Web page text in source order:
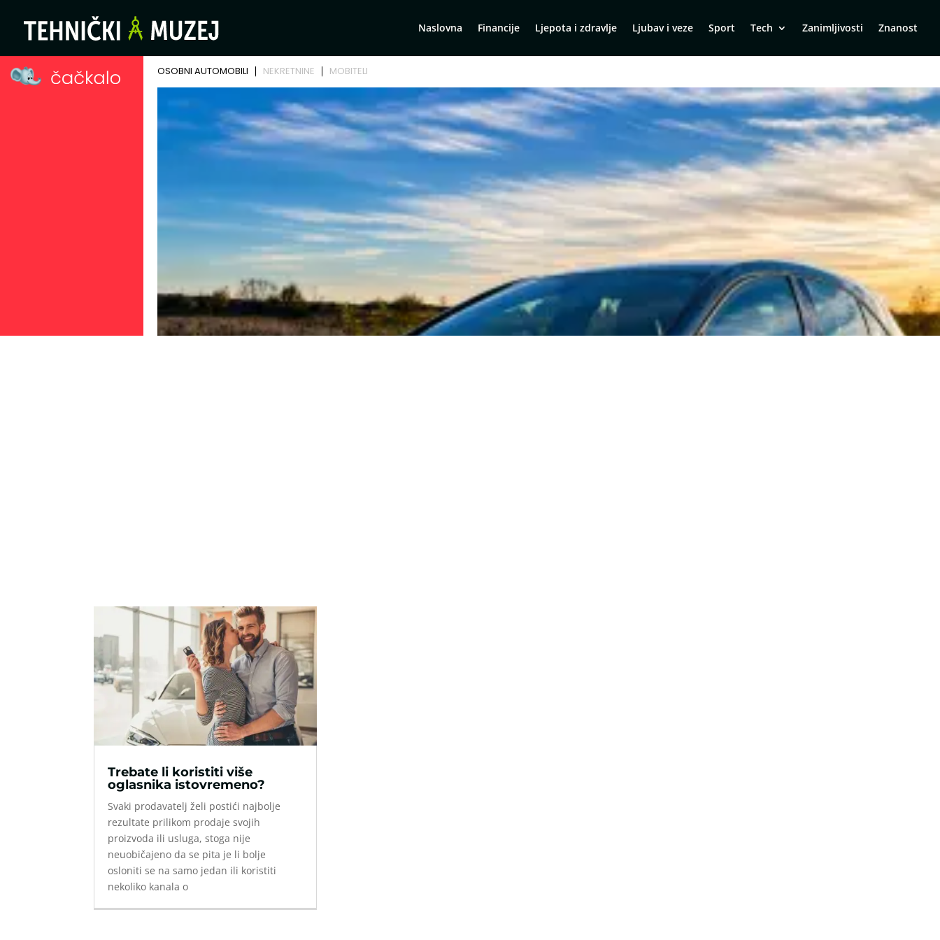
Naslovna Financije Ljepota i zdravlje Ljubav i veze Sport Tech Zanimljivosti Znanost
Trebate li koristiti više
oglasnika istovremeno?
Svaki prodavatelj želi postići najbolje
rezultate prilikom prodaje svojih
proizvoda ili usluga, stoga nije
neuobičajeno da se pita je li bolje
osloniti se na samo jedan ili koristiti
nekoliko kanala o